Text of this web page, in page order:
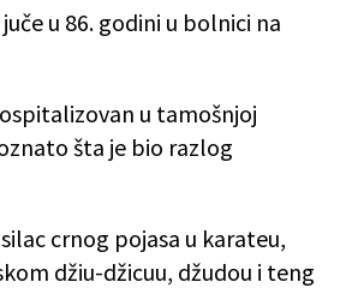
u 86. godini u bolnici na
u tamošnjoj
šta je bio razlog
crnog pojasa u karateu,
džiu-džicuu, džudou i teng